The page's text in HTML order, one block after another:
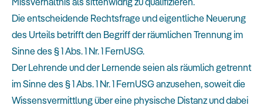
Die entscheidende Rechtsfrage und eigentliche Neuerung
des Urteils betrifft den Begriff der räumlichen Trennung im
Sinne des § 1 Abs. 1 Nr. 1 FernUSG.
Der Lehrende und der Lernende seien als räumlich getrennt
im Sinne des § 1 Abs. 1 Nr. 1 FernUSG anzusehen, soweit die
Wissensvermittlung über eine physische Distanz und dabei